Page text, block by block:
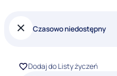
Czasowo niedostępny
Dodaj do Listy życzeń